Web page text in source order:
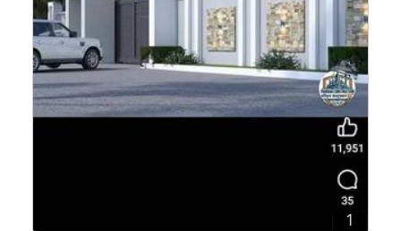
1